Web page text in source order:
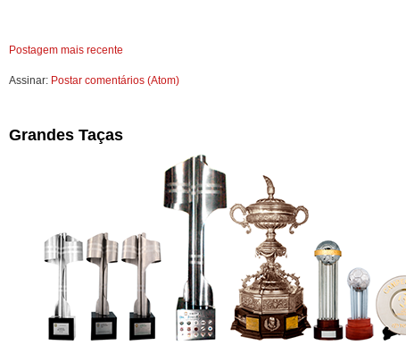
Postagem mais recente
Assinar: Postar comentários (Atom)
Grandes Taças